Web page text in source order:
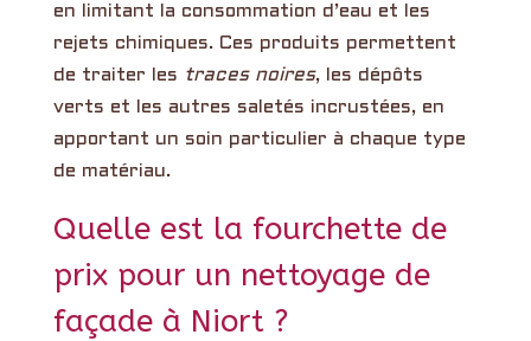
en limitant la consommation d’eau et les
rejets chimiques. Ces produits permettent
de traiter les traces noires, les dépôts
verts et les autres saletés incrustées, en
apportant un soin particulier à chaque type
de matériau.
Quelle est la fourchette de
prix pour un nettoyage de
façade à Niort ?